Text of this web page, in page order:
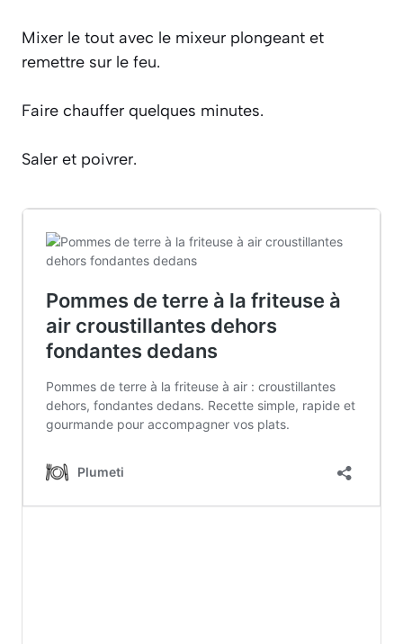
Mixer le tout avec le mixeur plongeant et
remettre sur le feu.
Faire chauffer quelques minutes.
Saler et poivrer.